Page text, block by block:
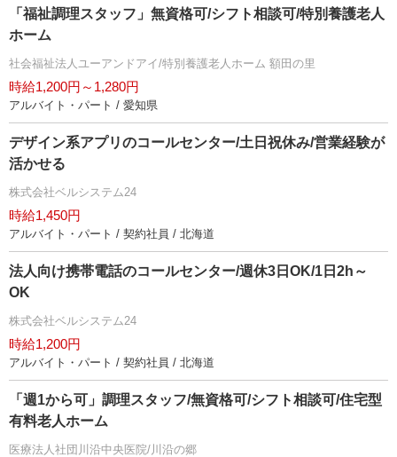
「福祉調理スタッフ」無資格可/シフト相談可/特別養護老人
ホーム
社会福祉法人ユーアンドアイ/特別養護老人ホーム 額田の里
時給1,200円～1,280円
アルバイト・パート / 愛知県
デザイン系アプリのコールセンター/土日祝休み/営業経験が
活かせる
株式会社ベルシステム24
時給1,450円
アルバイト・パート / 契約社員 / 北海道
法人向け携帯電話のコールセンター/週休3日OK/1日2h～
OK
株式会社ベルシステム24
時給1,200円
アルバイト・パート / 契約社員 / 北海道
「週1から可」調理スタッフ/無資格可/シフト相談可/住宅型
有料老人ホーム
医療法人社団川沿中央医院/川沿の郷